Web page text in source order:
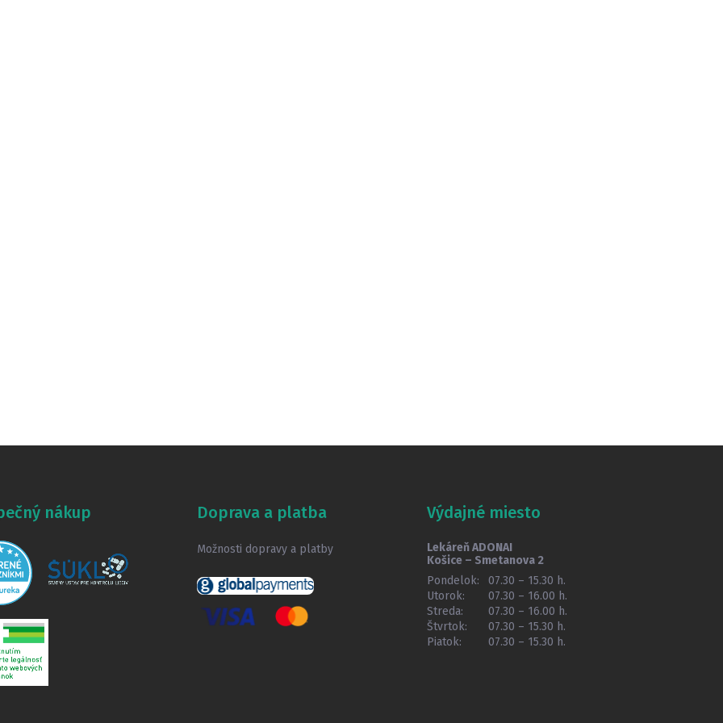
nákup Doprava a platba
Možnosti dopravy a platby
Výdajné miesto
Lekáreň ADONAI
Košice – Smetanova 2
Pondelok:
07.30 – 15.30 h.
Utorok:
07.30 – 16.00 h.
Streda:
07.30 – 16.00 h.
Štvrtok:
07.30 – 15.30 h.
Piatok:
07.30 – 15.30 h.